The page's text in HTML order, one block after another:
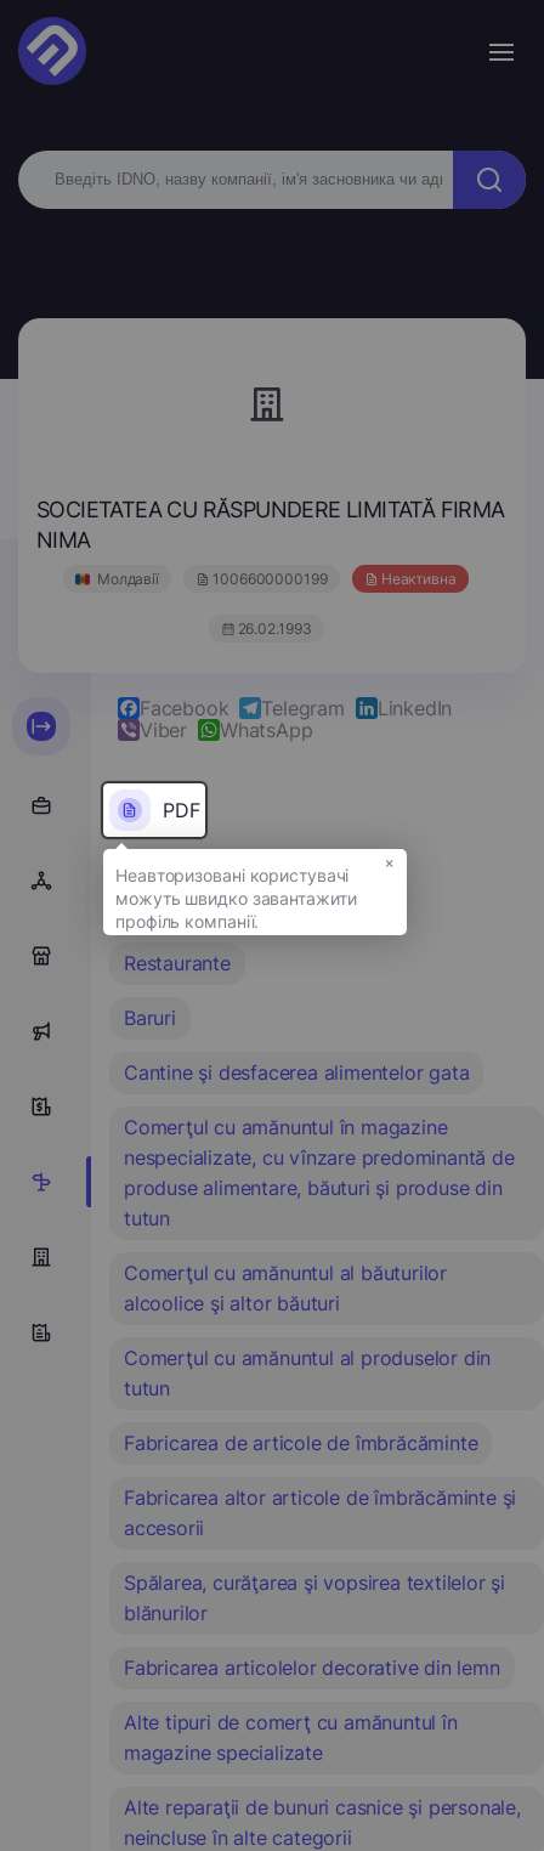
SOCIETATEA CU RĂSPUNDERE LIMITATĂ FIRMA
NIMA
Молдавії 1006600000199 Неактивна
26.02.1993
0
13
Facebook Telegram
LinkedIn
Viber
WhatsApp
PDF
Без ліцензії 12
Restaurante
Baruri
Cantine şi desfacerea alimentelor gata
Comerţul cu amănuntul în magazine
nespecializate, cu vînzare predominantă de
produse alimentare, băuturi şi produse din
tutun
Comerţul cu amănuntul al băuturilor
alcoolice şi altor băuturi
Comerţul cu amănuntul al produselor din
tutun
Fabricarea de articole de îmbrăcăminte
Fabricarea altor articole de îmbrăcăminte şi
accesorii
Spălarea, curăţarea şi vopsirea textilelor şi
blănurilor
Fabricarea articolelor decorative din lemn
Alte tipuri de comerţ cu amănuntul în
magazine specializate
Alte reparaţii de bunuri casnice şi personale,
neincluse în alte categorii
×